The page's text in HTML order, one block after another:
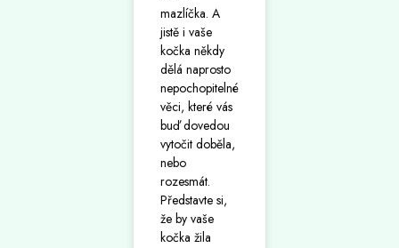
mazlíčka. A
jistě i vaše
kočka někdy
dělá naprosto
nepochopitelné
věci, které vás
buď dovedou
vytočit doběla,
nebo
rozesmát.
Představte si,
že by vaše
kočka žila